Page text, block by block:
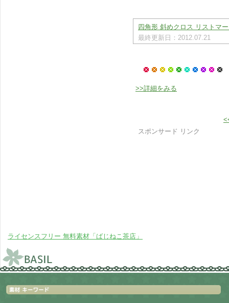
四角形 斜めクロス リストマ
最終更新日：2012.07.21
>>詳細をみる
スポンサード リンク
ライセンスフリー 無料素材「ばじねこ茶店」